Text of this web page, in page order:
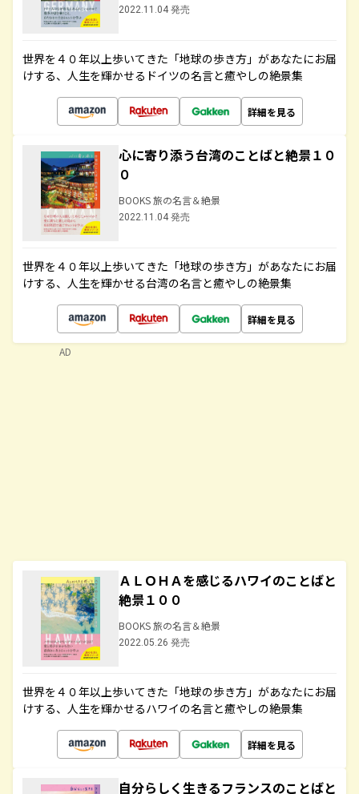
2022.11.04 発売
世界を４０年以上歩いてきた「地球の歩き方」があなたにお届
けする、人生を輝かせるドイツの名言と癒やしの絶景集
詳細を見る
心に寄り添う台湾のことばと絶景１０
０
BOOKS 旅の名言＆絶景
2022.11.04 発売
世界を４０年以上歩いてきた「地球の歩き方」があなたにお届
けする、人生を輝かせる台湾の名言と癒やしの絶景集
詳細を見る
ＡＬＯＨＡを感じるハワイのことばと
絶景１００
BOOKS 旅の名言＆絶景
2022.05.26 発売
世界を４０年以上歩いてきた「地球の歩き方」があなたにお届
けする、人生を輝かせるハワイの名言と癒やしの絶景集
詳細を見る
自分らしく生きるフランスのことばと
AD